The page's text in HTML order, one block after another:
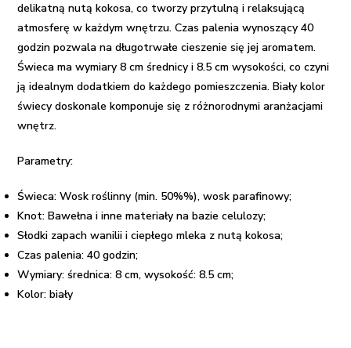
delikatną nutą kokosa, co tworzy przytulną i relaksującą
atmosferę w każdym wnętrzu. Czas palenia wynoszący 40
godzin pozwala na długotrwałe cieszenie się jej aromatem.
Świeca ma wymiary 8 cm średnicy i 8.5 cm wysokości, co czyni
ją idealnym dodatkiem do każdego pomieszczenia. Biały kolor
świecy doskonale komponuje się z różnorodnymi aranżacjami
wnętrz.
Parametry:
Świeca: Wosk roślinny (min. 50%%), wosk parafinowy;
Knot: Bawełna i inne materiały na bazie celulozy;
Słodki zapach wanilii i ciepłego mleka z nutą kokosa;
Czas palenia: 40 godzin;
Wymiary: średnica: 8 cm, wysokość:8.5 cm;
Kolor: biały